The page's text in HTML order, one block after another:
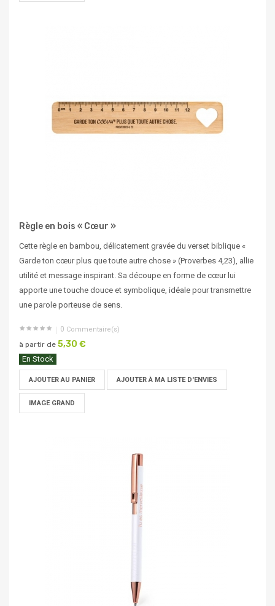
Règle en bois « Cœur »
Cette règle en bambou, délicatement gravée du verset biblique «
Garde ton cœur plus que toute autre chose » (Proverbes 4,23), allie
utilité et message inspirant. Sa découpe en forme de cœur lui
apporte une touche douce et symbolique, idéale pour transmettre
une parole porteuse de sens.
0 Commentaire(s)
à partir de 5,30 €
En Stock
AJOUTER AU PANIER AJOUTER À MA LISTE D'ENVIES
IMAGE GRAND